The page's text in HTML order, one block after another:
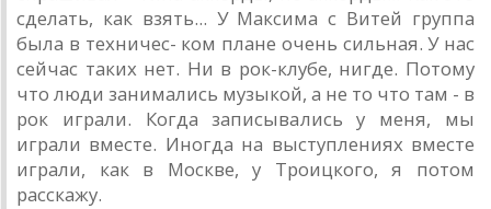
сделать, как взять... У Максима с Витей группа
была в техничес- ком плане очень сильная. У нас
сейчас таких нет. Ни в рок-клубе, нигде. Потому
что люди занимались музыкой, а не то что там - в
рок играли. Когда записывались у меня, мы
играли вместе. Иногда на выступлениях вместе
играли, как в Москве, у Троицкого, я потом
расскажу.